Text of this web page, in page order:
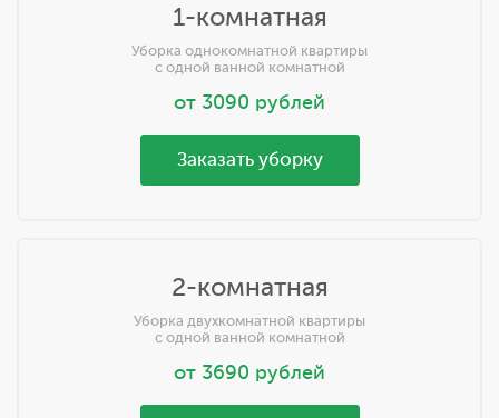
1-комнатная
Уборка однокомнатной квартиры
с одной ванной комнатной
от 3090 рублей
Заказать уборку
2-комнатная
Уборка двухкомнатной квартиры
с одной ванной комнатной
от 3690 рублей